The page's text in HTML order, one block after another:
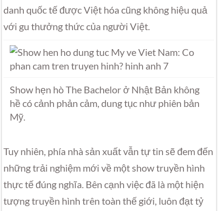
danh quốc tế được Việt hóa cũng không hiệu quả
với gu thưởng thức của người Việt.
Show hẹn hò The Bachelor ở Nhật Bản không
hề có cảnh phản cảm, dung tục như phiên bản
Mỹ.
Tuy nhiên, phía nhà sản xuất vẫn tự tin sẽ đem đến
những trải nghiệm mới về một show truyền hình
thực tế đúng nghĩa. Bên cạnh việc đã là một hiện
tượng truyền hình trên toàn thế giới, luôn đạt tỷ